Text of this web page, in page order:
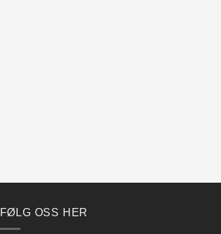
FØLG OSS HER